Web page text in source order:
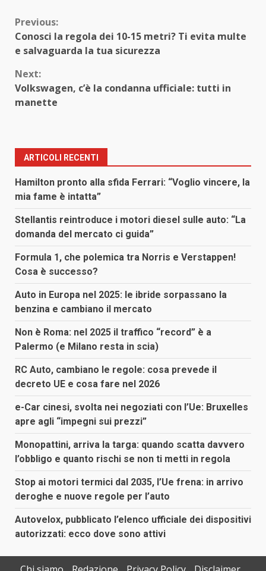
Continue
Reading
Previous:
Conosci la regola dei 10-15 metri? Ti evita multe
e salvaguarda la tua sicurezza
Next:
Volkswagen, c’è la condanna ufficiale: tutti in
manette
ARTICOLI RECENTI
Hamilton pronto alla sfida Ferrari: “Voglio vincere, la
mia fame è intatta”
Stellantis reintroduce i motori diesel sulle auto: “La
domanda del mercato ci guida”
Formula 1, che polemica tra Norris e Verstappen!
Cosa è successo?
Auto in Europa nel 2025: le ibride sorpassano la
benzina e cambiano il mercato
Non è Roma: nel 2025 il traffico “record” è a
Palermo (e Milano resta in scia)
RC Auto, cambiano le regole: cosa prevede il
decreto UE e cosa fare nel 2026
e-Car cinesi, svolta nei negoziati con l’Ue: Bruxelles
apre agli “impegni sui prezzi”
Monopattini, arriva la targa: quando scatta davvero
l’obbligo e quanto rischi se non ti metti in regola
Stop ai motori termici dal 2035, l’Ue frena: in arrivo
deroghe e nuove regole per l’auto
Autovelox, pubblicato l’elenco ufficiale dei dispositivi
autorizzati: ecco dove sono attivi